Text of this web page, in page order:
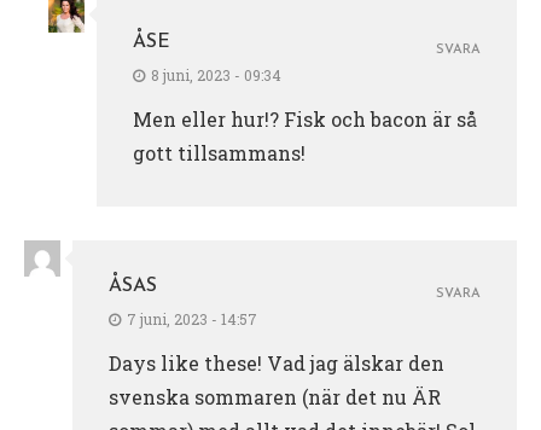
ÅSE
8 juni, 2023 - 09:34
Men eller hur!? Fisk och bacon är så
gott tillsammans!
SVARA
ÅSAS
7 juni, 2023 - 14:57
Days like these! Vad jag älskar den
svenska sommaren (när det nu ÄR
SVARA